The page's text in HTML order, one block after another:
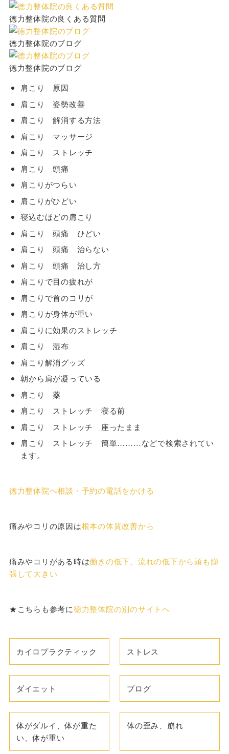
徳力整体院の良くある質問
徳力整体院のブログ
徳力整体院のブログ
肩こり 原因
肩こり 姿勢改善
肩こり 解消する方法
肩こり マッサージ
肩こり ストレッチ
肩こり 頭痛
肩こりがつらい
肩こりがひどい
寝込むほどの肩こり
肩こり 頭痛 ひどい
肩こり 頭痛 治らない
肩こり 頭痛 治し方
肩こりで目の疲れが
肩こりで首のコリが
肩こりが身体が重い
肩こりに効果のストレッチ
肩こり 湿布
肩こり解消グッズ
朝から肩が凝っている
肩こり 薬
肩こり ストレッチ 寝る前
肩こり ストレッチ 座ったまま
肩こり ストレッチ 簡単………などで検索されてい
ます。
徳力整体院へ相談・予約の電話をかける
痛みやコリの原因は根本の体質改善から
痛みやコリがある時は働きの低下、流れの低下から頭も膨
張して大きい
★こちらも参考に徳力整体院の別のサイトへ
カイロプラクティック ストレス
ダイエット ブログ
体がダルイ、体が重た
い、体が重い
体の歪み、崩れ